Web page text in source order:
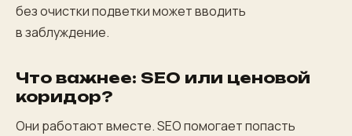
без очистки подветки может вводить
в заблуждение.
Что важнее: SEO или ценовой
коридор?
Они работают вместе. SEO помогает попасть